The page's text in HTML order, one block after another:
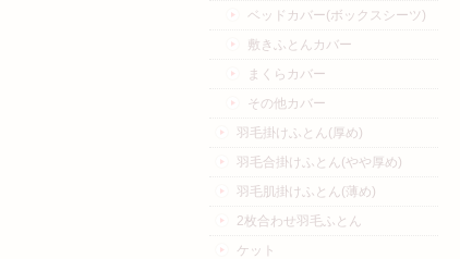
ベッドカバー(ボックスシーツ)
敷きふとんカバー
まくらカバー
その他カバー
羽毛掛けふとん(厚め)
羽毛合掛けふとん(やや厚め)
羽毛肌掛けふとん(薄め)
2枚合わせ羽毛ふとん
ケット